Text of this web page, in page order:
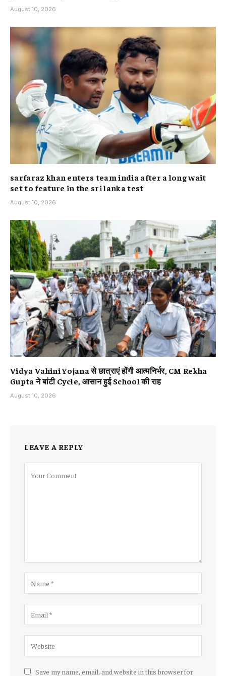
August 10, 2026
sarfaraz khan enters team india after a long wait
set to feature in the sri lanka test
August 10, 2026
Vidya Vahini Yojana से छात्राएं होंगी आत्मनिर्भर, CM Rekha
Gupta ने बांटी Cycle, आसान हुई School की राह
August 10, 2026
LEAVE A REPLY
Save my name, email, and website in this browser for